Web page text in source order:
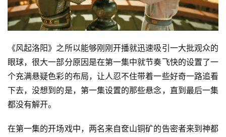
《风起洛阳》之所以能够刚刚开播就迅速吸引一大批观众的
眼球，很大一部分原因是在第一集中就节奏飞快的设置了一
个充满悬疑色彩的布局，让人忍不住带着一些好奇一路追看
下去，没想到的是，第一集设置的那些悬念，直到最后一集
都没有解开。
在第一集的开场戏中，两名来自奁山铜矿的告密者来到神都